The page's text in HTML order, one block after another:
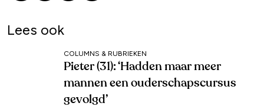
Lees ook
COLUMNS & RUBRIEKEN
Pieter (31): ‘Hadden maar meer
mannen een ouderschapscursus
gevolgd’